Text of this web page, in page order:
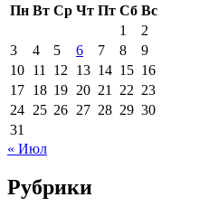
Пн Вт Ср Чт Пт Сб Вс
1
2
3
4 5 6 7 8
9
10 11 12 13 14 15 16
17 18 19 20 21 22 23
24 25 26 27 28 29 30
31
« Июл
Рубрики